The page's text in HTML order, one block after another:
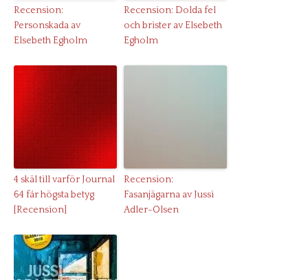
Recension:
Personskada av
Elsebeth Egholm
Recension: Dolda fel
och brister av Elsebeth
Egholm
4 skäl till varför Journal
64 får högsta betyg
[Recension]
Recension:
Fasanjägarna av Jussi
Adler-Olsen